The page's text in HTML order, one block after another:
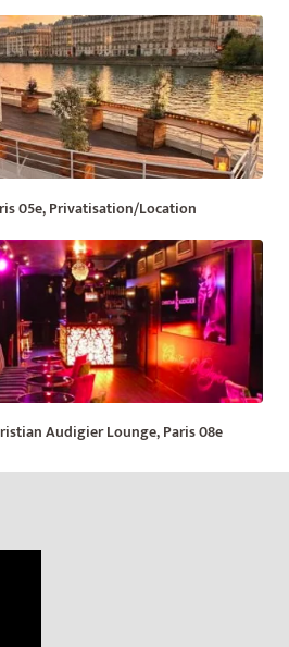
05e, Privatisation/Location
Audigier Lounge, Paris 08e